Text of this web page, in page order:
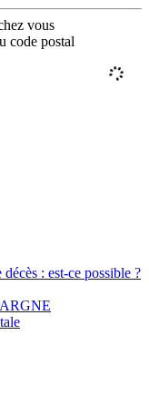
vous
code postal
: est-ce possible ?